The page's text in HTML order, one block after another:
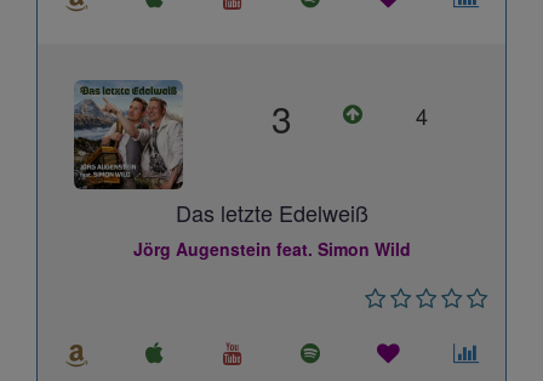
3 4
Das letzte Edelweiß
Jörg Augenstein feat. Simon Wild